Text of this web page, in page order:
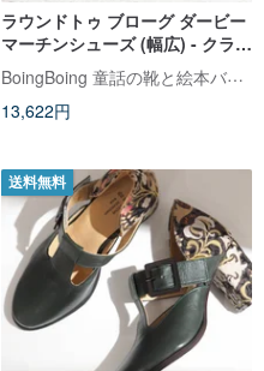
ラウンドトゥ ブローグ ダービー
マーチンシューズ (幅広) - クラシ
ックブラック 本革レディースシ
ューズ 大きいサイズ
BoingBoing 童話の靴と絵本バッグ
13,622円
送料無料